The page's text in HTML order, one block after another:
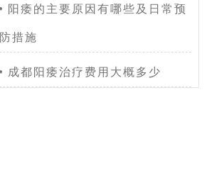
阳痿的主要原因有哪些及日常预
防措施
成都阳痿治疗费用大概多少